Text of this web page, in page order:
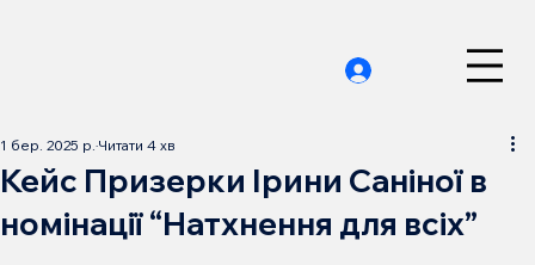
Кейс Призерки Ірини Саніної в
номінації “Натхнення для всіх”
1 бер. 2025 р. Читати 4 хв